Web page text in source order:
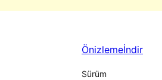
Önizlemeİndir
Sürüm